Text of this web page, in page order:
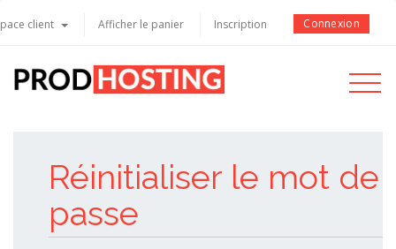
client Afficher le panier Inscription Connexion
Toggle
Réinitialiser le mot de
passe